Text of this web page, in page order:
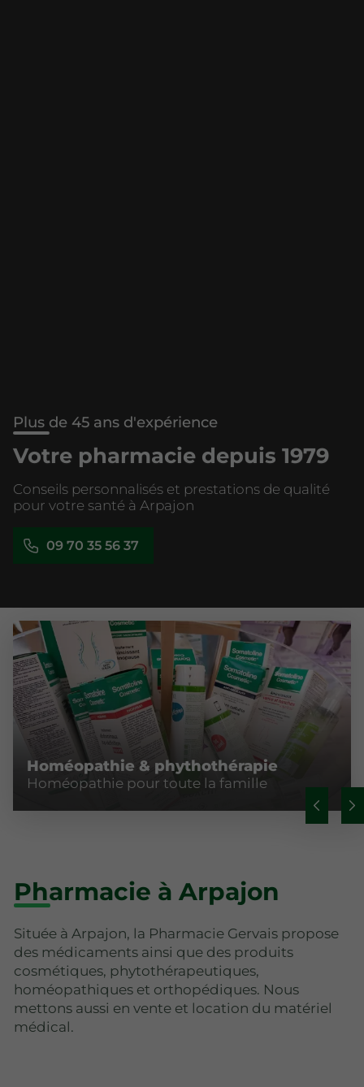
Plus de 45 ans d'expérience
Votre pharmacie depuis 1979
Conseils personnalisés et prestations de qualité
pour votre santé à Arpajon
09 70 35 56 37
Homéopathie & phythothérapie
Homéopathie pour toute la famille
Pharmacie à Arpajon
Située à Arpajon, la Pharmacie Gervais propose
des médicaments ainsi que des produits
cosmétiques, phytothérapeutiques,
homéopathiques et orthopédiques. Nous
mettons aussi en vente et location du matériel
médical.